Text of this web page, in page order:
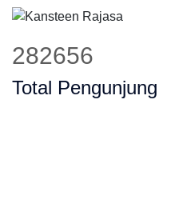
351967
Total Pengunjung